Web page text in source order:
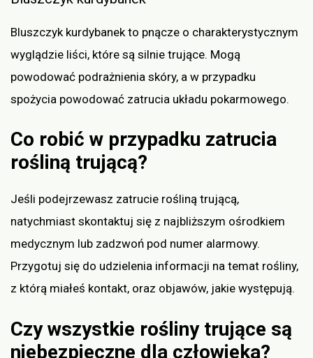
Bluszczyk kurdybanek to pnącze o charakterystycznym
wyglądzie liści, które są silnie trujące. Mogą
powodować podrażnienia skóry, a w przypadku
spożycia powodować zatrucia układu pokarmowego.
Co robić w przypadku zatrucia
rośliną trującą?
Jeśli podejrzewasz zatrucie rośliną trującą,
natychmiast skontaktuj się z najbliższym ośrodkiem
medycznym lub zadzwoń pod numer alarmowy.
Przygotuj się do udzielenia informacji na temat rośliny,
z którą miałeś kontakt, oraz objawów, jakie występują.
Czy wszystkie rośliny trujące są
niebezpieczne dla człowieka?